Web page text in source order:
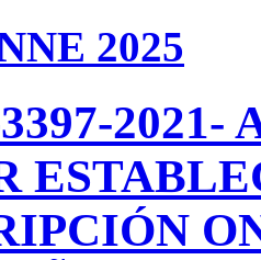
2025
2021-